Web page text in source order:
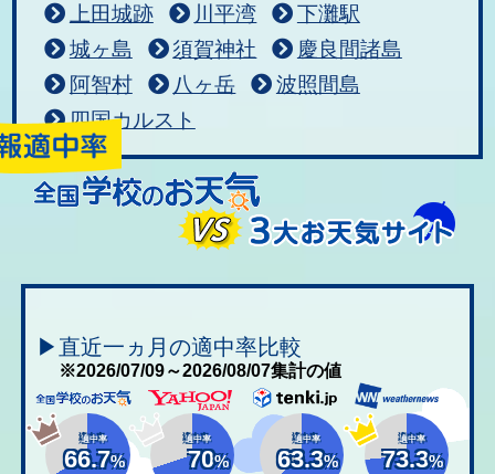
上田城跡
川平湾
下灘駅
城ヶ島
須賀神社
慶良間諸島
阿智村
八ヶ岳
波照間島
四国カルスト
▶直近一ヵ月の適中率比較
※2026/07/09～2026/08/07集計の値
適中率
66.7%
適中率
70%
適中率
63.3%
適中率
73.3%